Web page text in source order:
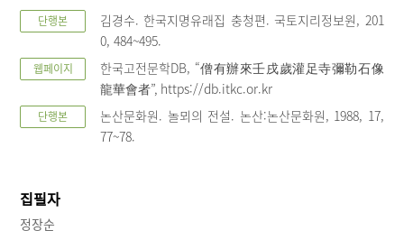
단행본
김경수. 한국지명유래집 충청편. 국토지리정보원, 201
0, 484~495.
웹페이지
한국고전문학DB, “僧有辦來壬戌歲灌足寺彌勒石像
龍華會者”, https://db.itkc.or.kr
단행본
논산문화원. 놀뫼의 전설. 논산:논산문화원, 1988, 17,
77~78.
집필자
정장순